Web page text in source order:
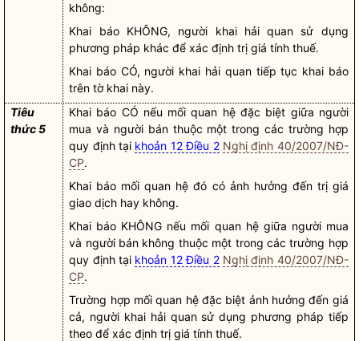
không:
Khai báo KHÔNG, người khai hải quan sử dụng
phương pháp khác để xác định trị giá tính thuế.
Khai báo CÓ, người khai hải quantiếp tục khai báo
trên tờ khai này.
Tiêu
thức 5
Khai báo CÓ nếu mối quan hệ đặc biệt giữa người
mua và người bán thuộc một trong các trường hợp
quy định tại khoản 12 Điều 2 Nghị định 40/2007/NĐ-
CP.
Khai báo mối quan hệ đó có ảnh hưởng đến trị giá
giao dịch hay không.
Khai báo KHÔNG nếu mối quan hệ giữa người mua
và người bán không thuộc một trong các trường hợp
quy định tại khoản 12 Điều 2 Nghị định 40/2007/NĐ-
CP.
Trường hợp mối quan hệ đặc biệt ảnh hưởng đến giá
cả, người khai hải quansử dụng phương pháp tiếp
theo để xác định trị giá tính thuế.